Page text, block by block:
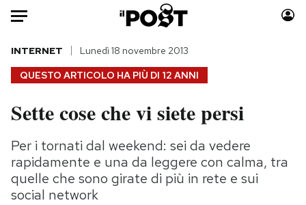
Auto
HOME
Italia
Politica
Tecnologia
Internet
Moda
Consumismi
Storie/Idee
QUESTO ARTICOLO HA PIÙ DI 12 ANNI
INTERNET Lunedì 18 novembre 2013
Sette cose che vi siete persi
Per i tornati dal weekend: sei da vedere
rapidamente e una da leggere con calma, tra
quelle che sono girate di più in rete e sui
social network